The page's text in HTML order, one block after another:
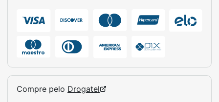
Compre pelo Drogatel